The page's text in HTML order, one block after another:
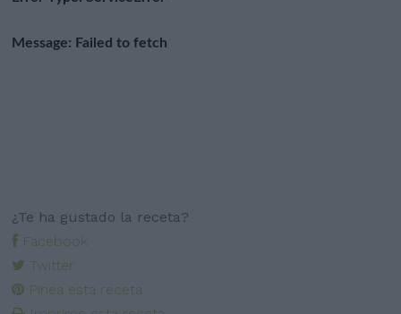
¿Te ha gustado la receta?
Facebook
Twitter
Pinea esta receta